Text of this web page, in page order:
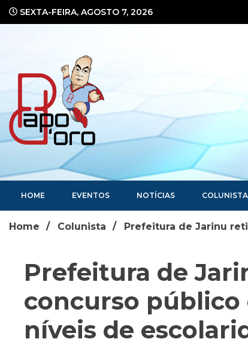
SEXTA-FEIRA, AGOSTO 7, 2026
Portal de Notícias
HOME EVENTOS NOTÍCIAS
Home Colunista Prefeitura de Jarinu
Prefeitura de
concurso público
níveis de